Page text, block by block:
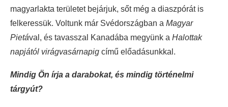
magyarlakta területet bejárjuk, sőt még a diaszpórát is
felkeressük. Voltunk már Svédországban a Magyar
Pietával, és tavasszal Kanadába megyünk a Halottak
napjától virágvasárnapig című előadásunkkal.
Mindig Ön írja a darabokat, és mindig történelmi
tárgyút?